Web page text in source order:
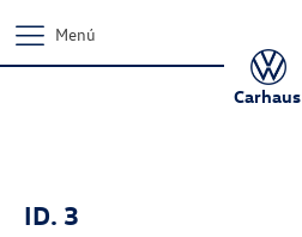
Menú
Carhaus
ID. 3